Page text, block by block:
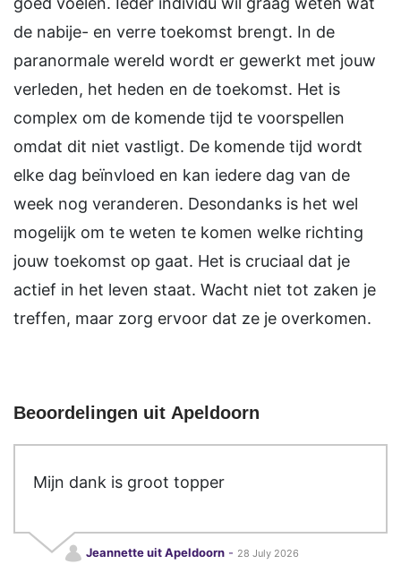
de nabije- en verre toekomst brengt. In de
paranormale wereld wordt er gewerkt met jouw
verleden, het heden en de toekomst. Het is
complex om de komende tijd te voorspellen
omdat dit niet vastligt. De komende tijd wordt
elke dag beïnvloed en kan iedere dag van de
week nog veranderen. Desondanks is het wel
mogelijk om te weten te komen welke richting
jouw toekomst op gaat. Het is cruciaal dat je
actief in het leven staat. Wacht niet tot zaken je
treffen, maar zorg ervoor dat ze je overkomen.
Beoordelingen uit Apeldoorn
Mijn dank is groot topper
Jeannette uit Apeldoorn- 28 July 2026